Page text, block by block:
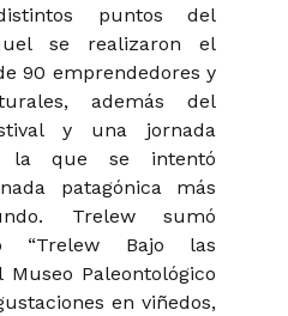
puntos del
se realizaron el
90 emprendedores y
además del
y una jornada
la que se intentó
patagónica más
Trelew sumó
“Trelew Bajo las
Museo Paleontológico
en viñedos,